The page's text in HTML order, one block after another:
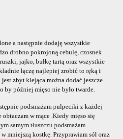
a następnie dodaję wszystkie
drobno pokrojoną cebulę, czosnek
jajko, bułkę tartą oraz wszystkie
łączę najlepiej zrobić to ręką i
zbyt klejąca można dodać jeszcze
by później mięso nie było twarde.
podsmażam pulpeciki z każdej
w mące .Kiedy mięso się
samym tłuszczu podsmażam
mniejszą kostkę. Przyprawiam sól oraz